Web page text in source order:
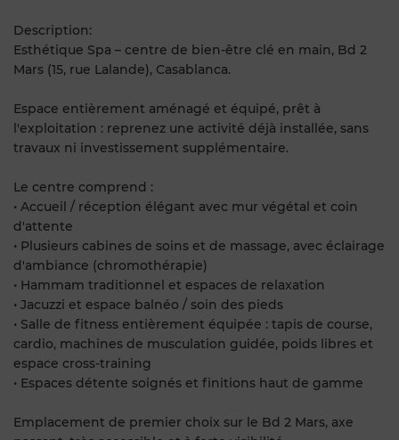
Description:
Esthétique Spa – centre de bien-être clé en main, Bd 2
Mars (15, rue Lalande), Casablanca.
Espace entièrement aménagé et équipé, prêt à
l'exploitation : reprenez une activité déjà installée, sans
travaux ni investissement supplémentaire.
Le centre comprend :
• Accueil / réception élégant avec mur végétal et coin
d'attente
• Plusieurs cabines de soins et de massage, avec éclairage
d'ambiance (chromothérapie)
• Hammam traditionnel et espaces de relaxation
• Jacuzzi et espace balnéo / soin des pieds
• Salle de fitness entièrement équipée : tapis de course,
cardio, machines de musculation guidée, poids libres et
espace cross-training
• Espaces détente soignés et finitions haut de gamme
Emplacement de premier choix sur le Bd 2 Mars, axe